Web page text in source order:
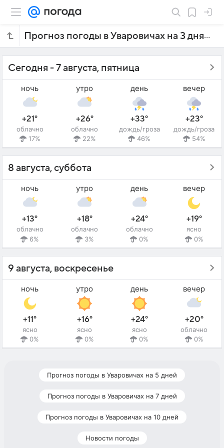
Прогноз погоды в Уваровичах на 3 дня
Сегодня - 7 августа, пятница
ночь
+21°
облачно
17%
утро
+26°
облачно
22%
день
+33°
дождь/гроза
46%
вечер
+23°
дождь/гроза
54%
8 августа, суббота
ночь
+13°
облачно
6%
утро
+18°
облачно
3%
день
+24°
облачно
0%
вечер
+19°
ясно
0%
9 августа, воскресенье
ночь
+11°
ясно
0%
утро
+16°
ясно
0%
день
+24°
ясно
0%
вечер
+20°
облачно
0%
Прогноз погоды в Уваровичах на 5 дней
Прогноз погоды в Уваровичах на 7 дней
Прогноз погоды в Уваровичах на 10 дней
Новости погоды